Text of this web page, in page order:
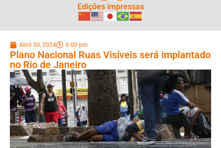
Edições impressas
Abril 30, 2024 6:00 pm
Plano Nacional Ruas Visíveis será implantado
no Rio de Janeiro